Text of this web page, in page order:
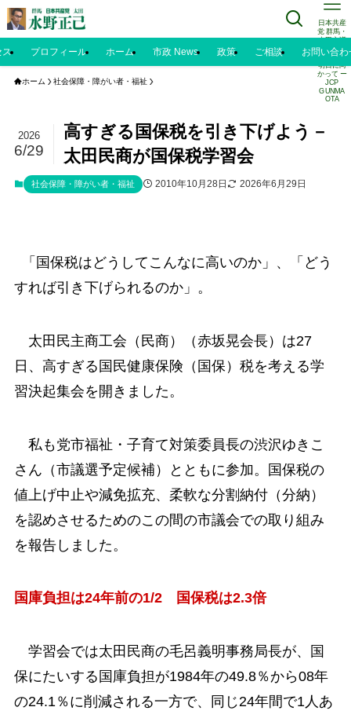
日本共産
党 群馬・
太田市議
水野正己
のブログ |
明日に向
かって ー
JCP
GUNMA
OTA
ス プロフィール ホーム 市政 News 政策 ご相談 お問い合わ
ホーム 社会保障・障がい者・福祉
高すぎる国保税を引き下げよう－
太田民商が国保税学習会
2026
6/29
社会保障・障がい者・福祉 2010年10月28日 2026年6月29日
「国保税はどうしてこんなに高いのか」、「どう
すれば引き下げられるのか」。
太田民主商工会（民商）（赤坂晃会長）は27
日、高すぎる国民健康保険（国保）税を考える学
習決起集会を開きました。
私も党市福祉・子育て対策委員長の渋沢ゆきこ
さん（市議選予定候補）とともに参加。国保税の
値上げ中止や減免拡充、柔軟な分割納付（分納）
を認めさせるためのこの間の市議会での取り組み
を報告しました。
国庫負担は24年前の1/2 国保税は2.3倍
学習会では太田民商の毛呂義明事務局長が、国
保にたいする国庫負担が1984年の49.8％から08年
の24.1％に削減される一方で、同じ24年間で1人あ